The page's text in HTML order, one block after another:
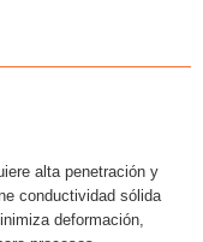
alta penetración y
conductividad sólida
deformación,